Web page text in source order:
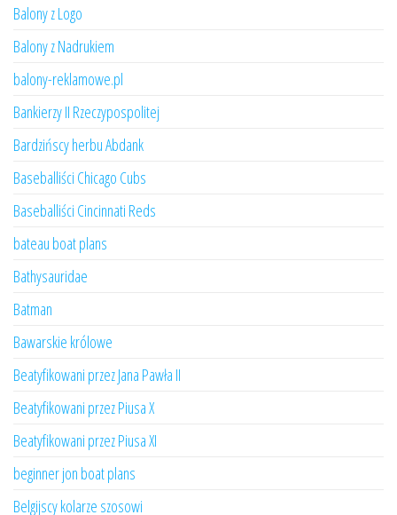
Balony z Logo
Balony z Nadrukiem
balony-reklamowe.pl
Bankierzy II Rzeczypospolitej
Bardzińscy herbu Abdank
Baseballiści Chicago Cubs
Baseballiści Cincinnati Reds
bateau boat plans
Bathysauridae
Batman
Bawarskie królowe
Beatyfikowani przez Jana Pawła II
Beatyfikowani przez Piusa X
Beatyfikowani przez Piusa XI
beginner jon boat plans
Belgijscy kolarze szosowi